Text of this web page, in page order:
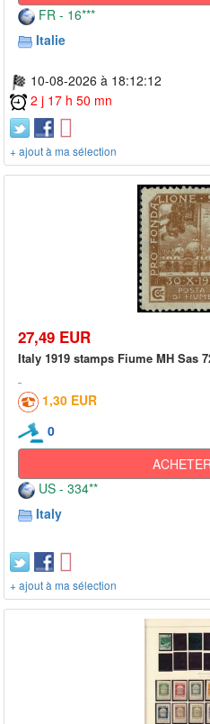
FR - 16***
Italie
10-08-2026 à 18:12:12
2 j 17 h 50 mn
+ ajout à ma sélection
27,49 EUR
Italy 1919 stamps Fiume MH Sas
1,30 EUR
0
ACHETER
US - 334**
Italy
+ ajout à ma sélection